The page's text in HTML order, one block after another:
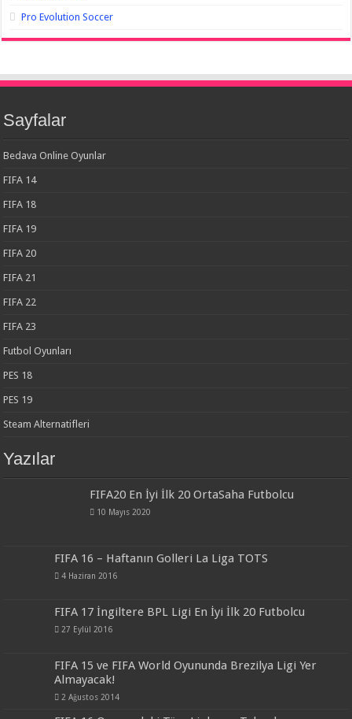
Pro Evolution Soccer
Sayfalar
Bedava Online Oyunlar
FIFA 14
FIFA 18
FIFA 19
FIFA 20
FIFA 21
FIFA 22
FIFA 23
Futbol Oyunları
PES 18
PES 19
Steam Alternatifleri
Yazılar
FIFA20 En İyi İlk 20 OrtaSaha Futbolcu
10 Mayıs 2020
FIFA 16 – Haftanın Golleri La Liga TOTS
4 Haziran 2016
FIFA 17 İngiltere BPL Ligi En İyi İlk 20 Futbolcu
27 Eylül 2016
FIFA 15 ve FIFA World Oyununda Brezilya Ligi Yer
Almayacak!
2 Ağustos 2014